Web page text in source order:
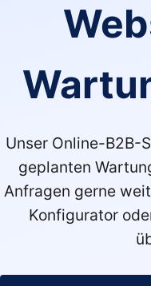
Unser Online-B2B-
geplanten
Anfragen gerne
Konfigurator